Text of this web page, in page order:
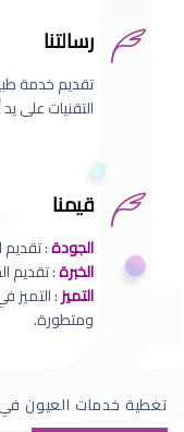
رسالتنا
تقديم خدمة
التقنيات على
قيمنا
الجودة: تقديم
الخبرة: تقديم
التميز: التميز
ومتطورة.
تغطية خدمات العيون